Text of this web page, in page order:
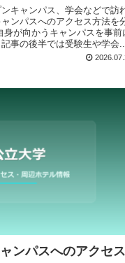
キャンパス、学会などで訪
ンパスへのアクセス方法を
が向かうキャンパスを事前
事の後半では受験生や学会
ンパスへのアクセス